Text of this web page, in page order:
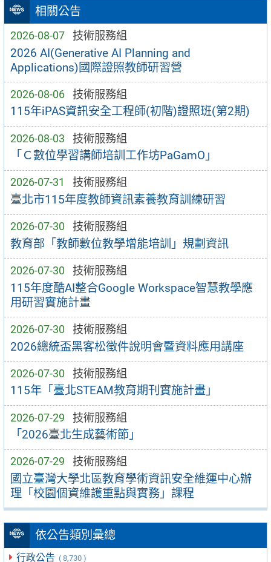
相關公告
2026-08-07 技術服務組
2026 AI(Generative AI Planning and
Applications)國際證照教師研習營
2026-08-06 技術服務組
115年iPAS資訊安全工程師(初階)證照班(第2期)
2026-08-03 技術服務組
「Ｃ數位學習講師培訓工作坊PaGamO」
2026-07-31 技術服務組
臺北市115年度教師資訊素養教育訓練研習
2026-07-30 技術服務組
教育部「教師數位教學增能培訓」規劃資訊
2026-07-30 技術服務組
115年度酷AI整合Google Workspace智慧教學應
用研習實施計畫
2026-07-30 技術服務組
2026總統盃黑客松徵件說明會暨資料應用講座
2026-07-30 技術服務組
115年「臺北STEAM教育期刊實施計畫」
2026-07-29 技術服務組
「2026臺北生成藝術節」
2026-07-29 技術服務組
國立臺灣大學北區教育學術資訊安全維運中心辦
理「校園個資維護重點與實務」課程
依公告類別彙總
行政公告 ( 8,730 )